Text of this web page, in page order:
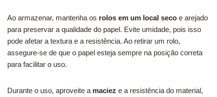
Ao armazenar, mantenha os rolos em um local seco e arejado
para preservar a qualidade do papel. Evite umidade, pois isso
pode afetar a textura e a resistência. Ao retirar um rolo,
assegure-se de que o papel esteja sempre na posição correta
para facilitar o uso.
Durante o uso, aproveite a maciez e a resistência do material,